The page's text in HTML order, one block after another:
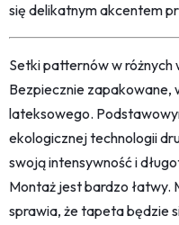
się delikatnym akcentem
Setki patternów w różnych
Bezpiecznie zapakowane,
lateksowego.
ekologicznej technologii
swoją intensywność i
Montaż jest bardzo łatwy.
sprawia, że tapeta będzie